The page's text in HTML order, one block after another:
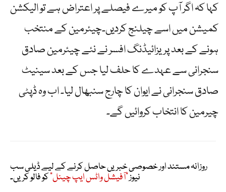
کہا کہ اگر آپ کو میرے فیصلے پر اعتراض ہے تو الیکشن
کمیشن میں اسے چیلنج کردیں۔چیئرمین کے منتخب
ہونے کے بعد پریزائیڈنگ افسر نے نئے چیئرمین صادق
سنجرانی سے عہدے کا حلف لیا جس کے بعد سینیٹ
صادق سنجرانی نے ایوان کا چارج سنبھال لیا۔ اب وہ ڈپٹی
چیرمین کا انتخاب کروائیں گے۔
روزانہ مستند اور خصوصی خبریں حاصل کرنے کے لیے ڈیلی سب
نیوز"آفیشل واٹس ایپ چینل"کو فالو کریں۔